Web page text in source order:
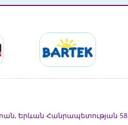
Երևան Հանրապետության 58